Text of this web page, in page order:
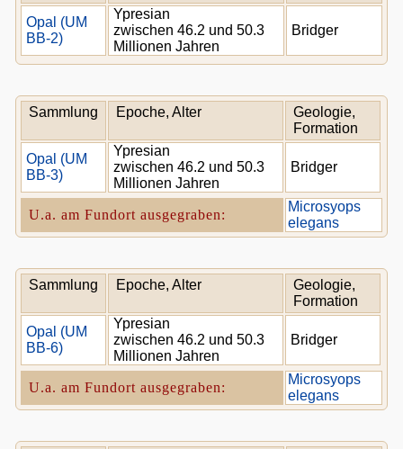
Opal (UM
BB-2)
Ypresian
zwischen 46.2 und 50.3
Millionen Jahren
Bridger
Sammlung Epoche, Alter
Geologie,
Formation
Opal (UM
BB-3)
Ypresian
zwischen 46.2 und 50.3
Millionen Jahren
Bridger
U.a. am Fundort ausgegraben:
Microsyops
elegans
Sammlung Epoche, Alter
Geologie,
Formation
Opal (UM
BB-6)
Ypresian
zwischen 46.2 und 50.3
Millionen Jahren
Bridger
U.a. am Fundort ausgegraben:
Microsyops
elegans